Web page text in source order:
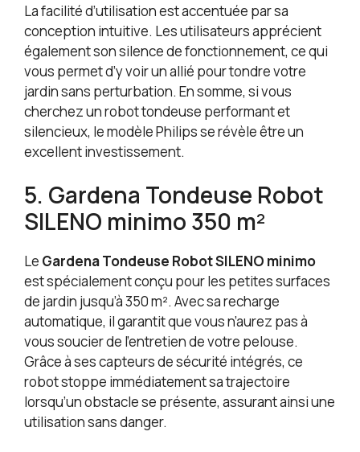
La facilité d’utilisation est accentuée par sa
conception intuitive. Les utilisateurs apprécient
également son silence de fonctionnement, ce qui
vous permet d’y voir un allié pour tondre votre
jardin sans perturbation. En somme, si vous
cherchez un robot tondeuse performant et
silencieux, le modèle Philips se révèle être un
excellent investissement.
5. Gardena Tondeuse Robot
SILENO minimo 350 m²
Le Gardena Tondeuse Robot SILENO minimo
est spécialement conçu pour les petites surfaces
de jardin jusqu’à 350 m². Avec sa recharge
automatique, il garantit que vous n’aurez pas à
vous soucier de l’entretien de votre pelouse.
Grâce à ses capteurs de sécurité intégrés, ce
robot stoppe immédiatement sa trajectoire
lorsqu’un obstacle se présente, assurant ainsi une
utilisation sans danger.